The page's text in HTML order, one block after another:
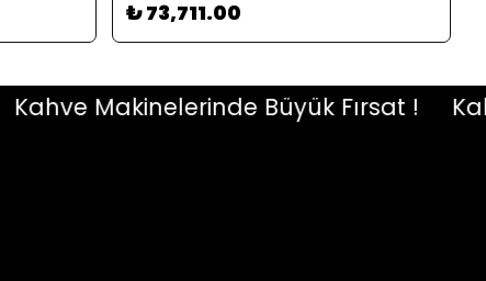
₺ 73,711.00
Makinelerinde Büyük Fırsat !